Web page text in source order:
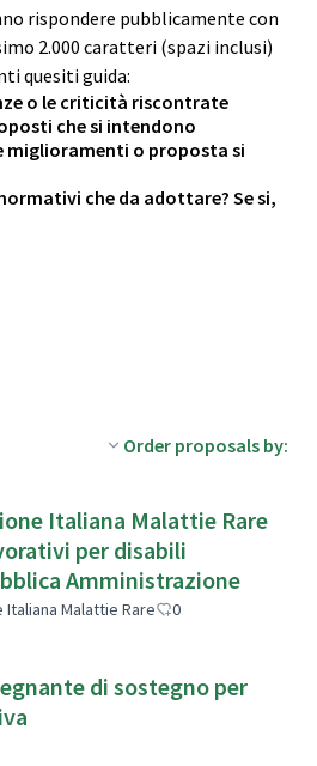
rispondere pubblicamente con
2.000 caratteri (spazi inclusi)
quesiti guida:
o le criticità riscontrate
che si intendono
miglioramenti o proposta si
che da adottare? Se si,
Order proposals by:
Italiana Malattie Rare
per disabili
Amministrazione
Italiana Malattie Rare 0
di sostegno per